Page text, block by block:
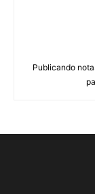
Publicando